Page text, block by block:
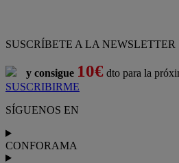
SUSCRÍBETE A LA NEWSLETTER
y consigue 10€ dto para la
SUSCRIBIRME
SÍGUENOS EN
CONFORAMA